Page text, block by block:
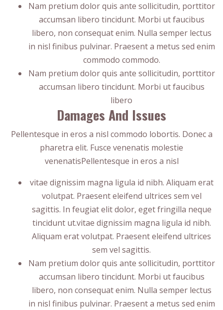
Nam pretium dolor quis ante sollicitudin, porttitor
accumsan libero tincidunt. Morbi ut faucibus
libero, non consequat enim. Nulla semper lectus
in nisl finibus pulvinar. Praesent a metus sed enim
commodo commodo.
Nam pretium dolor quis ante sollicitudin, porttitor
accumsan libero tincidunt. Morbi ut faucibus
libero
Damages And Issues
Pellentesque in eros a nisl commodo lobortis. Donec a
pharetra elit. Fusce venenatis molestie
venenatisPellentesque in eros a nisl
vitae dignissim magna ligula id nibh. Aliquam erat
volutpat. Praesent eleifend ultrices sem vel
sagittis. In feugiat elit dolor, eget fringilla neque
tincidunt ut.vitae dignissim magna ligula id nibh.
Aliquam erat volutpat. Praesent eleifend ultrices
sem vel sagittis.
Nam pretium dolor quis ante sollicitudin, porttitor
accumsan libero tincidunt. Morbi ut faucibus
libero, non consequat enim. Nulla semper lectus
in nisl finibus pulvinar. Praesent a metus sed enim